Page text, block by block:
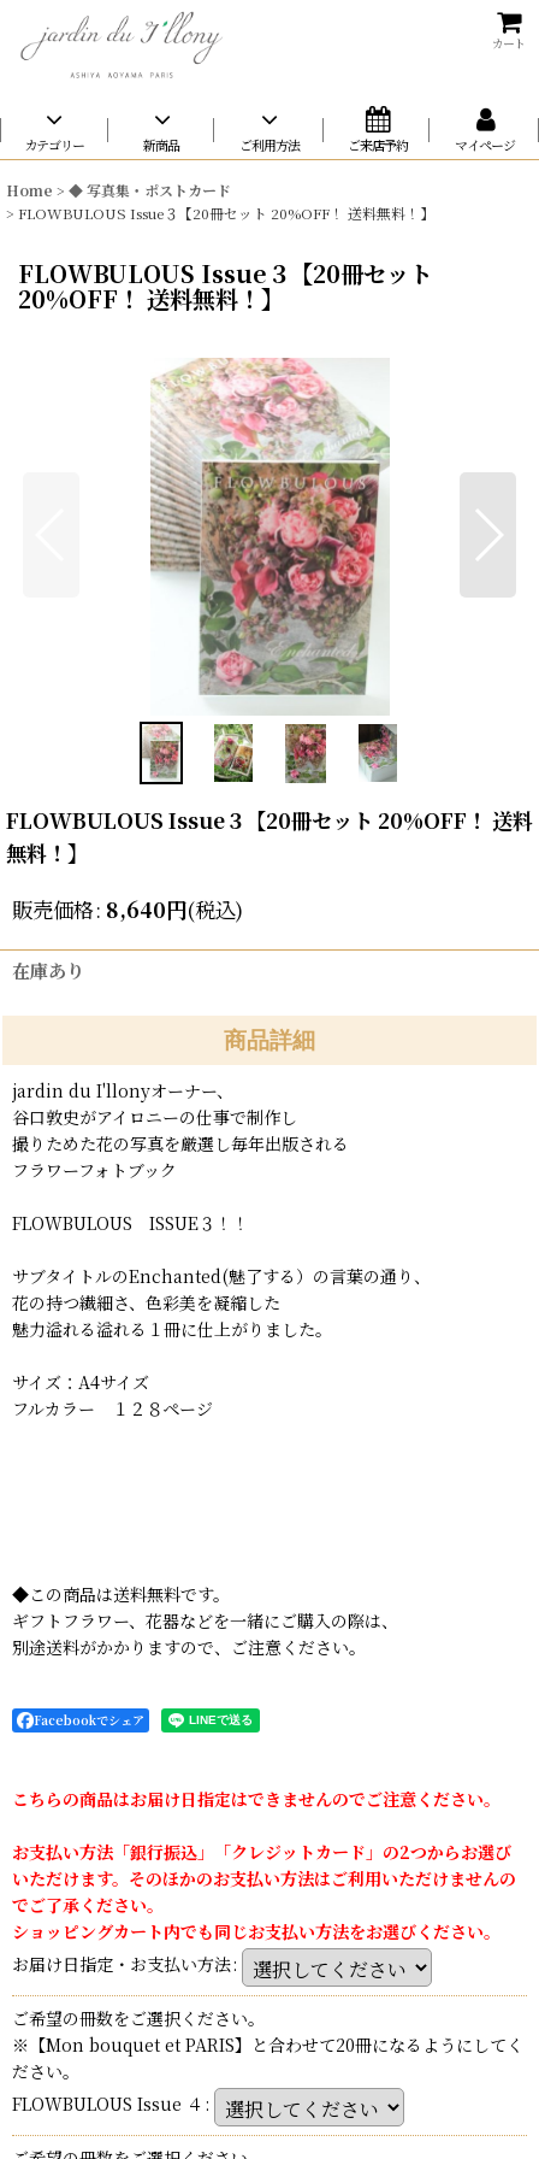
カート
カテゴリー 新商品 ご利用方法 ご来店予約 マイページ
Home > ◆ 写真集・ポストカード
> FLOWBULOUS Issue３【20冊セット 20%OFF！ 送料無料！】
FLOWBULOUS Issue３【20冊セット
20%OFF！ 送料無料！】
FLOWBULOUS Issue３【20冊セット 20%OFF！ 送料
無料！】
販売価格: 8,640円(税込)
在庫あり
商品詳細
jardin du I'llonyオーナー、
谷口敦史がアイロニーの仕事で制作し
撮りためた花の写真を厳選し毎年出版される
フラワーフォトブック
FLOWBULOUS ISSUE３！！
サブタイトルのEnchanted(魅了する）の言葉の通り、
花の持つ繊細さ、色彩美を凝縮した
魅力溢れる溢れる１冊に仕上がりました。
サイズ：A4サイズ
フルカラー １２８ページ
◆この商品は送料無料です。
ギフトフラワー、花器などを一緒にご購入の際は、
別途送料がかかりますので、ご注意ください。
Facebookでシェア
こちらの商品はお届け日指定はできませんのでご注意ください。
お支払い方法「銀行振込」「クレジットカード」の2つからお選び
いただけます。そのほかのお支払い方法はご利用いただけませんの
でご了承ください。
ショッピングカート内でも同じお支払い方法をお選びください。
お届け日指定・お支払い方法:
ご希望の冊数をご選択ください。
※【Mon bouquet et PARIS】と合わせて20冊になるようにしてく
ださい。
FLOWBULOUS Issue ４ :